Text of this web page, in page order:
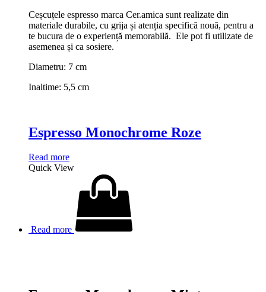
Ceșcuțele espresso marca Cer.amica sunt realizate din
materiale durabile, cu grija și atenția specifică nouă, pentru a
te bucura de o experiență memorabilă. Ele pot fi utilizate de
asemenea și ca sosiere.
Diametru: 7 cm
Inaltime: 5,5 cm
Espresso Monochrome Roze
Read more
Quick View
Read more